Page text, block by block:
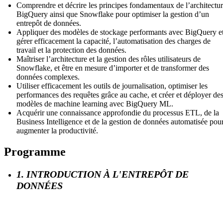
Comprendre et décrire les principes fondamentaux de
BigQuery ainsi que Snowflake pour optimiser la gestion d’un
entrepôt de données.
Appliquer des modèles de stockage performants avec BigQuery
gérer efficacement la capacité, l’automatisation des charges de
travail et la protection des données.
Maîtriser l’architecture et la gestion des rôles utilisateurs de
Snowflake, et être en mesure d’importer et de transformer des
données complexes.
Utiliser efficacement les outils de journalisation, optimiser les
performances des requêtes grâce au cache, et créer et déployer des
modèles de machine learning avec BigQuery ML.
Acquérir une connaissance approfondie du processus ETL, de la
Business Intelligence et de la gestion de données automatisée
augmenter la productivité.
Programme
1. INTRODUCTION À L'ENTREPÔT DE
DONNÉES